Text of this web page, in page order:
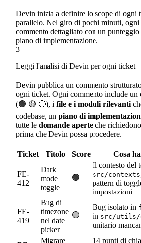
Devin inizia a definire lo scope di ogni
parallelo. Nel giro di pochi minuti, ogni
commento dettagliato con un
piano di implementazione.
3
Leggi l'analisi di Devin per ogni ticket
Devin pubblica un commento
ogni ticket. Ogni commento include un
(🟢 🟡 🔴), i file e i moduli rilevanti
codebase, un piano di
tutte le domande aperte che
prima che Devin possa procedere.
Ticket Titolo Score Cosa
FE-
412
Dark
mode
toggle
🟢
Il contesto del
src/
pattern di
impostazioni
FE-
419
Bug di
timezone
nel date
picker
🟢
Bug isolato in
in src/utils/
unitario
Migrare 14 punti di